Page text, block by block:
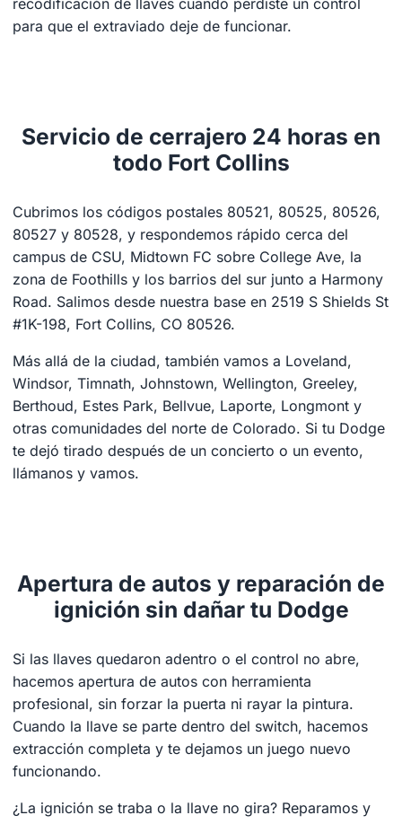
para que el extraviado deje de funcionar.
Servicio de cerrajero 24 horas en
todo Fort Collins
Cubrimos los códigos postales 80521, 80525, 80526,
80527 y 80528, y respondemos rápido cerca del
campus de CSU, Midtown FC sobre College Ave, la
zona de Foothills y los barrios del sur junto a Harmony
Road. Salimos desde nuestra base en 2519 S Shields St
#1K-198, Fort Collins, CO 80526.
Más allá de la ciudad, también vamos a Loveland,
Windsor, Timnath, Johnstown, Wellington, Greeley,
Berthoud, Estes Park, Bellvue, Laporte, Longmont y
otras comunidades del norte de Colorado. Si tu Dodge
te dejó tirado después de un concierto o un evento,
llámanos y vamos.
Apertura de autos y reparación de
ignición sin dañar tu Dodge
Si las llaves quedaron adentro o el control no abre,
hacemos apertura de autos con herramienta
profesional, sin forzar la puerta ni rayar la pintura.
Cuando la llave se parte dentro del switch, hacemos
extracción completa y te dejamos un juego nuevo
funcionando.
¿La ignición se traba o la llave no gira? Reparamos y